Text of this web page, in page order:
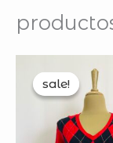
sale!
sale!
was: